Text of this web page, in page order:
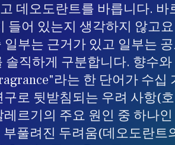
데오도란트를 바릅니다. 바
들어 있는지 생각하지 않고
부는 근거가 있고 일부는
솔직하게 구분합니다. 향수
라는 한 단어가 수십
로 뒷받침되는 우려 사항(
르기의 주요 원인 중 하나
풀려진 두려움(데오도란트